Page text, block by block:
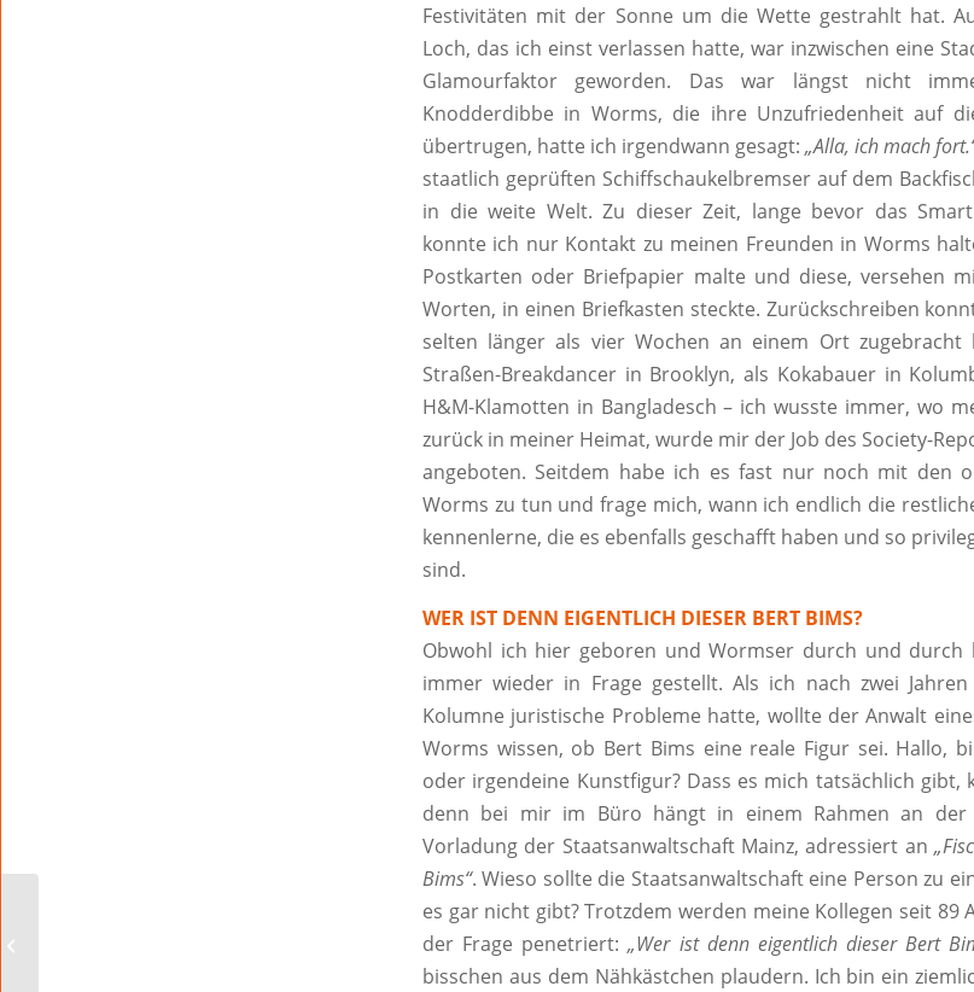
Festivitäten mit der Sonne um die Wette gestrahlt hat.
Loch, das ich einst verlassen hatte, war inzwischen eine
Glamourfaktor geworden. Das war längst nicht
Knodderdibbe in Worms, die ihre Unzufriedenheit auf
übertrugen, hatte ich irgendwann gesagt: „Alla, ich mach
staatlich geprüften Schiffschaukelbremser auf dem
in die weite Welt. Zu dieser Zeit, lange bevor das
konnte ich nur Kontakt zu meinen Freunden in Worms
Postkarten oder Briefpapier malte und diese, versehen
Worten, in einen Briefkasten steckte. Zurückschreiben
selten länger als vier Wochen an einem Ort
Straßen-Breakdancer in Brooklyn, als Kokabauer in
H&M-Klamotten in Bangladesch – ich wusste immer, wo
zurück in meiner Heimat, wurde mir der Job des Society-
angeboten. Seitdem habe ich es fast nur noch mit den
Worms zu tun und frage mich, wann ich endlich die
kennenlerne, die es ebenfalls geschafft haben und so
sind.
WER IST DENN EIGENTLICH DIESER BERT BIMS?
Obwohl ich hier geboren und Wormser durch und durch
immer wieder in Frage gestellt. Als ich nach zwei
Kolumne juristische Probleme hatte, wollte der Anwalt
Worms wissen, ob Bert Bims eine reale Figur sei. Hallo,
oder irgendeine Kunstfigur? Dass es mich tatsächlich gibt,
denn bei mir im Büro hängt in einem Rahmen an der
Vorladung der Staatsanwaltschaft Mainz, adressiert an
Bims“. Wieso sollte die Staatsanwaltschaft eine Person zu
es gar nicht gibt? Trotzdem werden meine Kollegen seit 89
der Frage penetriert:„Wer ist denn eigentlich dieser Bert
bisschen aus dem Nähkästchen plaudern. Ich bin ein